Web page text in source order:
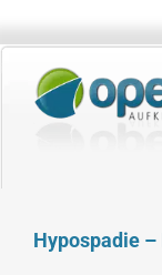
springen
Hypospadie